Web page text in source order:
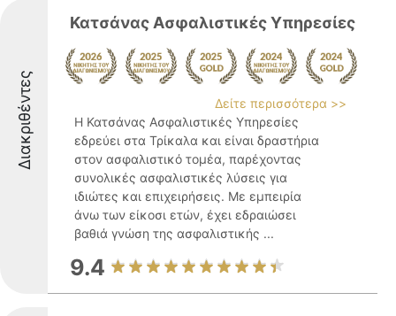
Διακριθέντες
Κατσάνας Ασφαλιστικές Υπηρεσίες
Δείτε περισσότερα >>
Η Κατσάνας Ασφαλιστικές Υπηρεσίες
εδρεύει στα Τρίκαλα και είναι δραστήρια
στον ασφαλιστικό τομέα, παρέχοντας
συνολικές ασφαλιστικές λύσεις για
ιδιώτες και επιχειρήσεις. Με εμπειρία
άνω των είκοσι ετών, έχει εδραιώσει
βαθιά γνώση της ασφαλιστικής ...
9.4